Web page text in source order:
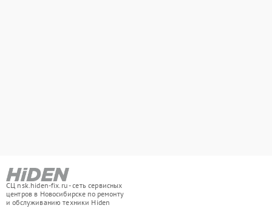
СЦ nsk.hiden-fix.ru - сеть сервисных
центров в Новосибирске по ремонту
и обслуживанию техники Hiden